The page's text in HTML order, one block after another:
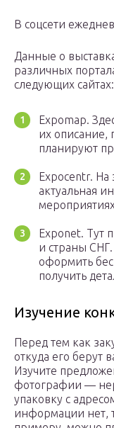
В соцсети
Данные о
различных
следующих сайтах:
Expomap.
их описание,
планируют
Expocentr. На
актуальная
Exponet. Тут
и страны
оформить
получить
Изучение
Перед тем как
откуда его берут
Изучите
фотографии —
упаковку с
информации нет,